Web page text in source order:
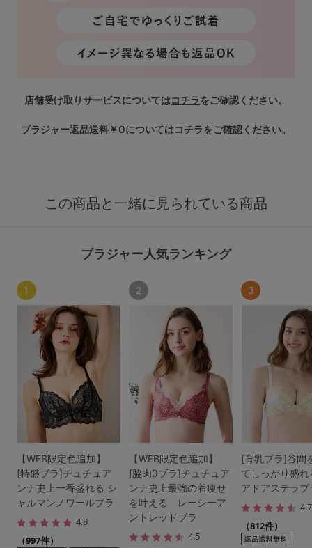
店舗受け取りサービスについてはコチラ をご確認ください。
ブラジャー返品送料￥0についてはコチラ をご確認ください。
この商品と一緒に見られている商品
ブラジャー人気ランキング
1
【WEB限定色追加】
[特盛ブラ]チュチュア
ンナ史上一番盛れる シ
ャルマンノワールブラ
4.8
（997件）
2
【WEB限定色追加】
[脇肉0ブラ]チュチュア
ンナ史上最強の着痩せ
を叶える レーシーア
ントレッドブラ
4.5
3
[育乳ブラ]谷間
てしっかり盛
アドアステラブ
4.7
（812件）